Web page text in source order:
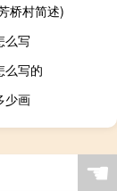
桥村简述)
么写
么写的
少画
☚